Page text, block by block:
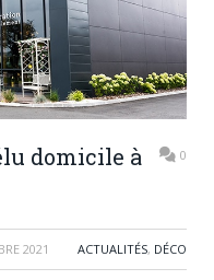
domicile à
0
2021 ACTUALITÉS, DÉCO